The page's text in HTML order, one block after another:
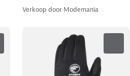
Verkoop door Modemania